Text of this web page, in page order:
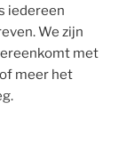
iedereen
We zijn
met
meer het